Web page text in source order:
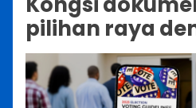
pilihan raya